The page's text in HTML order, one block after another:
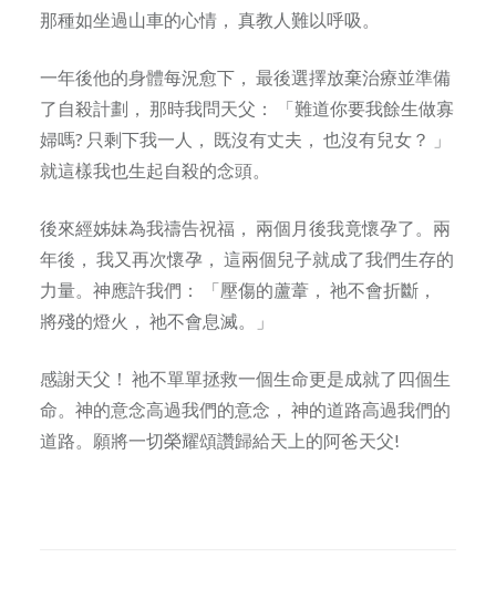
那種如坐過山車的心情， 真教人難以呼吸。
一年後他的身體每況愈下， 最後選擇放棄治療並準備
了自殺計劃， 那時我問天父： 「難道你要我餘生做寡
婦嗎? 只剩下我一人， 既沒有丈夫， 也沒有兒女？ 」
就這樣我也生起自殺的念頭。
後來經姊妹為我禱告祝福， 兩個月後我竟懷孕了。兩
年後， 我又再次懷孕， 這兩個兒子就成了我們生存的
力量。神應許我們： 「壓傷的蘆葦， 祂不會折斷，
將殘的燈火， 祂不會息滅。」
感謝天父！ 祂不單單拯救一個生命更是成就了四個生
命。神的意念高過我們的意念， 神的道路高過我們的
道路。願將一切榮耀頌讚歸給天上的阿爸天父!